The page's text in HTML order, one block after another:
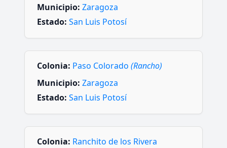
Municipio: Zaragoza
Estado: San Luis Potosí
Colonia: Paso Colorado (Rancho)
Municipio: Zaragoza
Estado: San Luis Potosí
Colonia: Ranchito de los Rivera